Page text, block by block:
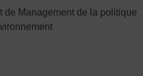
de Management de la politique